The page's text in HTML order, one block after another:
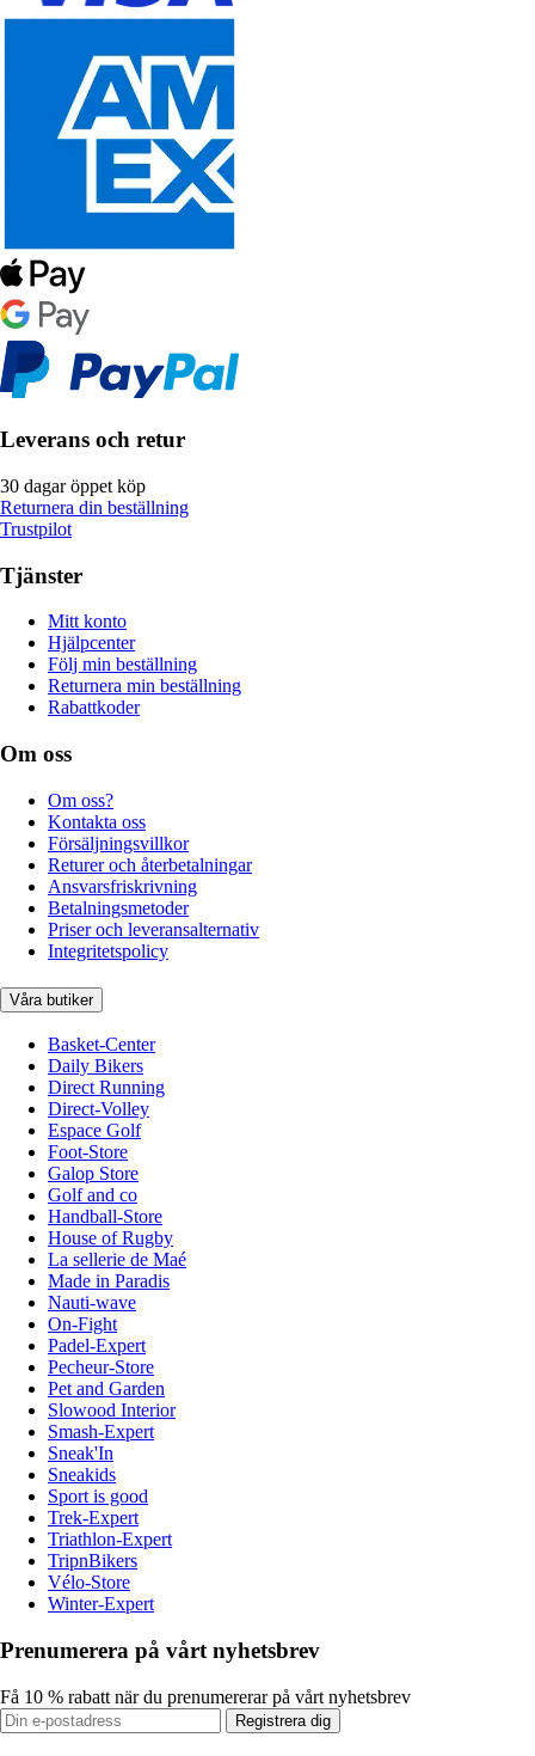
Leverans och retur
30 dagar öppet köp
Returnera din beställning
Trustpilot
Tjänster
Mitt konto
Hjälpcenter
Följ min beställning
Returnera min beställning
Rabattkoder
Om oss
Om oss?
Kontakta oss
Försäljningsvillkor
Returer och återbetalningar
Ansvarsfriskrivning
Betalningsmetoder
Priser och leveransalternativ
Integritetspolicy
Våra butiker
Basket-Center
Daily Bikers
Direct Running
Direct-Volley
Espace Golf
Foot-Store
Galop Store
Golf and co
Handball-Store
House of Rugby
La sellerie de Maé
Made in Paradis
Nauti-wave
On-Fight
Padel-Expert
Pecheur-Store
Pet and Garden
Slowood Interior
Smash-Expert
Sneak'In
Sneakids
Sport is good
Trek-Expert
Triathlon-Expert
TripnBikers
Vélo-Store
Winter-Expert
Prenumerera på vårt nyhetsbrev
Få 10 % rabatt när du prenumererar på vårt nyhetsbrev
Registrera dig